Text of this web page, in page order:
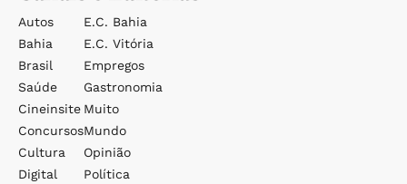
Autos
Bahia
Brasil
Saúde
Cineinsite
Concursos
Cultura
Digital
E.c. Bahia
E.c. Vitória
Empregos
Gastronomia
Muito
Mundo
Opinião
Política